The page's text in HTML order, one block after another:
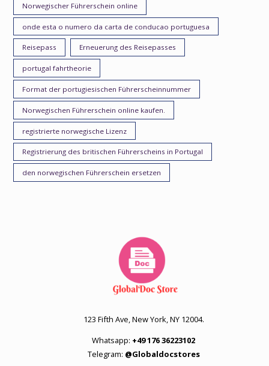
Norwegischer Führerschein online
onde esta o numero da carta de conducao portuguesa
Reisepass Erneuerung des Reisepasses
portugal fahrtheorie
Format der portugiesischen Führerscheinnummer
Norwegischen Führerschein online kaufen.
registrierte norwegische Lizenz
Registrierung des britischen Führerscheins in Portugal
den norwegischen Führerschein ersetzen
123 Fifth Ave, New York, NY 12004.
Whatsapp: +49 176 36223102
Telegram: @Globaldocstores